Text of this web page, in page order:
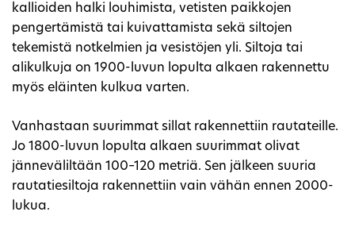
kallioiden halki louhimista, vetisten paikkojen
pengertämistä tai kuivattamista sekä siltojen
tekemistä notkelmien ja vesistöjen yli. Siltoja tai
alikulkuja on 1900-luvun lopulta alkaen rakennettu
myös eläinten kulkua varten.
Vanhastaan suurimmat sillat rakennettiin rautateille.
Jo 1800-luvun lopulta alkaen suurimmat olivat
jänneväliltään 100–120 metriä. Sen jälkeen suuria
rautatiesiltoja rakennettiin vain vähän ennen 2000-
lukua.